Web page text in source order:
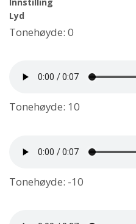
Lyd
Tonehøyde: 0
Tonehøyde: 10
Tonehøyde: -10